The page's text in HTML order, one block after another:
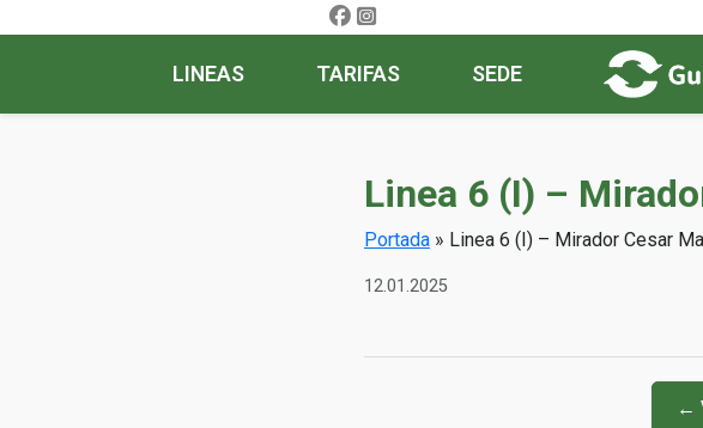
LINEAS TARIFAS SEDE
Linea 6 (I) –
Portada » Linea 6 (I) – Mirador Cesar
12.01.2025
←